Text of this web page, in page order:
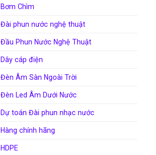
Bơm Chìm
Đài phun nước nghệ thuật
Đầu Phun Nước Nghệ Thuật
Dây cáp điện
Đèn Âm Sàn Ngoài Trời
Đèn Led Âm Dưới Nước
Dự toán Đài phun nhạc nước
Hàng chính hãng
HDPE